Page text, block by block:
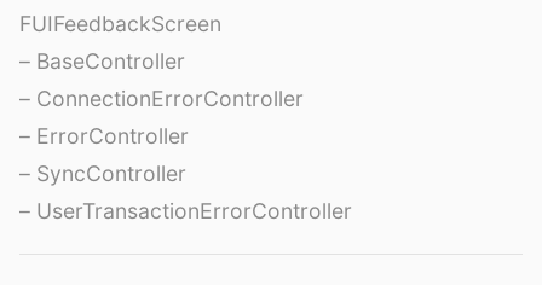
FUIFeedbackScreen
– BaseController
– ConnectionErrorController
– ErrorController
– SyncController
– UserTransactionErrorController